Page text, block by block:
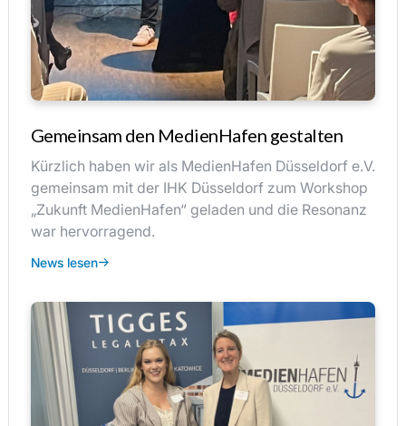
Gemeinsam den MedienHafen gestalten
Kürzlich haben wir als MedienHafen Düsseldorf e.V.
gemeinsam mit der IHK Düsseldorf zum Workshop
„Zukunft MedienHafen“ geladen und die Resonanz
war hervorragend.
News lesen